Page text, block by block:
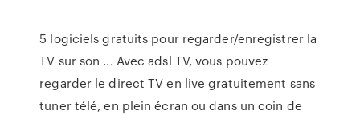
5 logiciels gratuits pour regarder/enregistrer la
TV sur son ... Avec adsl TV, vous pouvez
regarder le direct TV en live gratuitement sans
tuner télé, en plein écran ou dans un coin de